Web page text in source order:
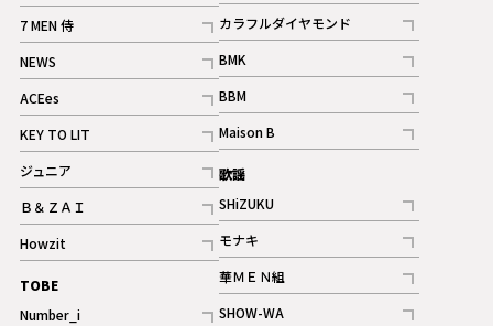
記事
7 MEN 侍
記事
NEWS
記事
ACEes
記事
KEY TO LIT
記事
ジュニア
記事
Ｂ＆ＺＡＩ
記事
Howzit
記事
TOBE
Number_i
記事
カラフルダイヤモンド
記事
BMK
記事
BBM
記事
ギャラリー
Maison B
記事
歌謡
SHiZUKU
記事
モナキ
記事
華ＭＥＮ組
記事
SHOW-WA